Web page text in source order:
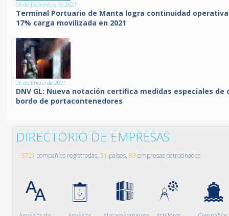
06 de Diciembre de 2021
Terminal Portuario de Manta logra continuidad
17% carga movilizada en 2021
26 de Enero de 2021
DNV GL: Nueva notación certifica medidas especiales
bordo de portacontenedores
DIRECTORIO DE EMPRESAS
3721 compañías registradas,51 países,83 empresas patrocinadas